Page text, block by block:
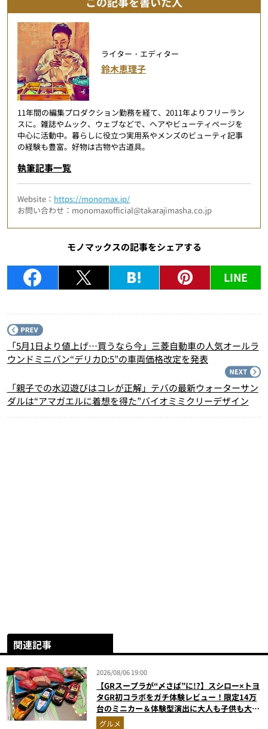
ライター・エディター
鈴木恵理子
11年間の編集プロダクション勤務を経て、2011年よりフリーラン
スに。雑誌やムック、ウェブなどで、ヘアやビューティページを
中心に活動中。暮らしに役立つ実用系やメンズのビューティ記事
の経験も豊富。好物は古物や古道具。
執筆記事一覧
Website： https://monomax.jp/
お問い合わせ：monomaxofficial@takarajimasha.co.jp
モノマックスの記事をシェアする
LINE
「5月1日より値上げ…買うなら今」三菱自動車の人気オールラ
ウンドミニバン“デリカD:5”の車両価格改定を発表
「親子での水辺遊びはコレが正解」テバの最新ウォーターサン
ダルは“アマガエルに着想を得た”バイオミミクリーデザイン
関連記事
2026/08/06 19:00
【GRスープラが“〆さば”に!?】スシロー×トヨ
タGR初コラボをガチ体験レビュー！限定14万
台のミニカー＆体験型演出に大人も子供も大興
奮間違いなし
グルメ